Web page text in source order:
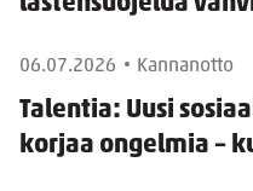
06.07.2026 Kannanotto
Talentia: Uusi
korjaa ongelmia –